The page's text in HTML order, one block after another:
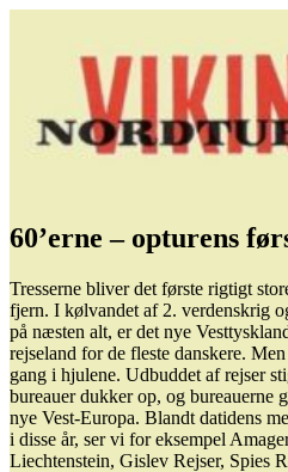
SAMTIDIGE 1936 – 1995
60’erne – opturens
Tresserne bliver det første rigtigt
fjern. I kølvandet af 2. verdenskrig
på næsten alt, er det nye
rejseland for de fleste danskere.
gang i hjulene. Udbuddet af rejser
bureauer dukker op, og bureauerne
nye Vest-Europa. Blandt datidens
i disse år, ser vi for eksempel
Liechtenstein, Gislev Rejser, Spies